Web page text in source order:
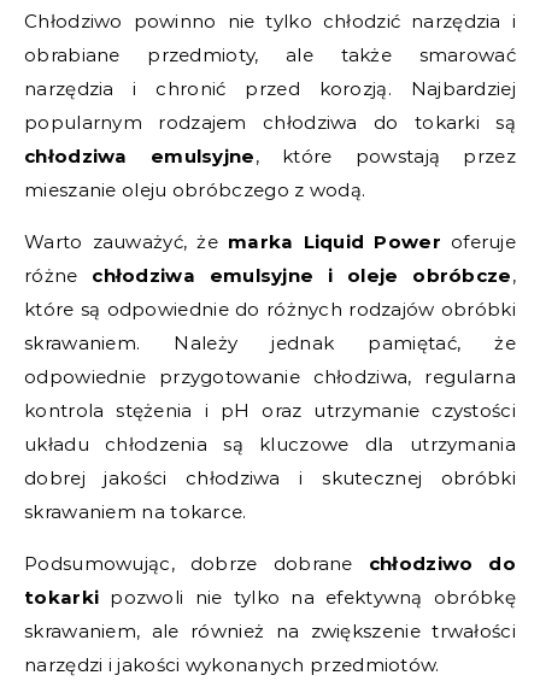
Chłodziwo powinno nie tylko chłodzić narzędzia i
obrabiane przedmioty, ale także smarować
narzędzia i chronić przed korozją. Najbardziej
popularnym rodzajem chłodziwa do tokarki są
chłodziwa emulsyjne, które powstają przez
mieszanie oleju obróbczego z wodą.
Warto zauważyć, że marka Liquid Power oferuje
różne chłodziwa emulsyjne i oleje obróbcze,
które są odpowiednie do różnych rodzajów obróbki
skrawaniem. Należy jednak pamiętać, że
odpowiednie przygotowanie chłodziwa, regularna
kontrola stężenia i pH oraz utrzymanie czystości
układu chłodzenia są kluczowe dla utrzymania
dobrej jakości chłodziwa i skutecznej obróbki
skrawaniem na tokarce.
Podsumowując, dobrze dobrane chłodziwo do
tokarki pozwoli nie tylko na efektywną obróbkę
skrawaniem, ale również na zwiększenie trwałości
narzędzi i jakości wykonanych przedmiotów.